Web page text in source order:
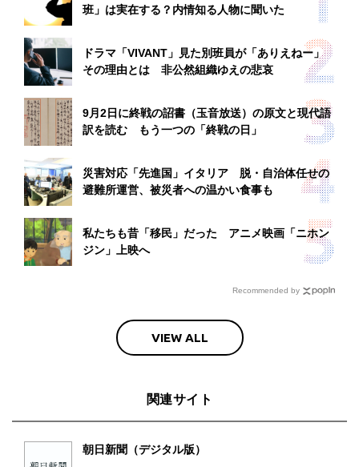
班」は実在する？内情知る人物に聞いた
ドラマ「VIVANT」見た別班員が「ありえねー」
その理由とは 非公然組織ゆえの悲哀
9月2日に終戦の詔書（玉音放送）の原文と現代語
訳を読む もう一つの「終戦の日」
災害対応「先進国」イタリア 脱・自治体任せの
避難所運営、被災者への温かい食事も
私たちも昔「移民」だった アニメ映画「ニホン
ジン」上映へ
Recommended by
VIEW ALL
関連サイト
朝日新聞（デジタル版）